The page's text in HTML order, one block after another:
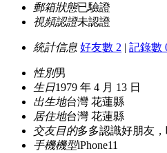
郵箱狀態已驗證
視頻認證未認證
統計信息 好友數 2 | 記錄數
性別男
生日1979 年 4 月 13 日
出生地台灣 花蓮縣
居住地台灣 花蓮縣
交友目的多多認識好朋友
手機機型iPhone11